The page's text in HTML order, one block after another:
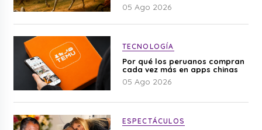
05 Ago 2026
TECNOLOGÍA
Por qué los peruanos compran
cada vez más en apps chinas
05 Ago 2026
ESPECTÁCULOS